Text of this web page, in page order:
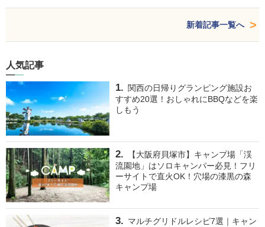
新着記事一覧へ
人気記事
関西の日帰りグランピング施設お
すすめ20選！おしゃれにBBQなどを楽
しもう
【大阪府貝塚市】キャンプ場「渓
流園地」はソロキャンパー必見！フリ
ーサイトで直火OK！穴場の漆黒の森
キャンプ場
マルチグリドルレシピ7選｜キャン